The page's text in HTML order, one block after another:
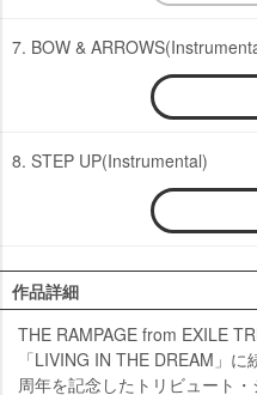
7. BOW &
8. STEP UP(Instrumental)
作品詳細
THE RAMPAGE from EXILE
「LIVING IN THE DREAM」
周年を記念したトリビュート